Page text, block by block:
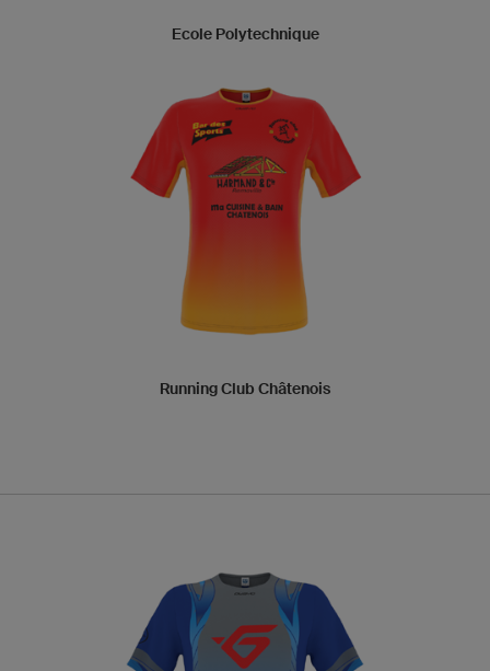
Ecole Polytechnique
Running Club Châtenois